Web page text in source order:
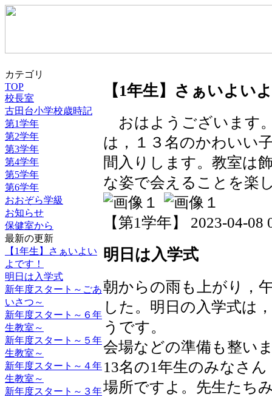
カテゴリ
TOP
校長室
古田台小学校歳時記
第1学年
第2学年
第3学年
第4学年
第5学年
第6学年
おおぞら学級
お知らせ
保健室から
最新の更新
【1年生】さぁいよい
よです！
明日は入学式
新年度スタート～ごあ
いさつ～
新年度スタート～６年
生教室～
新年度スタート～５年
生教室～
新年度スタート～４年
生教室～
新年度スタート～３年
【1年生】さぁいよい
おはようございます
は，１３名のかわいい
間入りします。教室は
な姿で会えることを楽
【第1学年】 2023-04-08
明日は入学式
朝からの雨も上がり，
した。明日の入学式は
うです。
会場などの準備も整い
13名の1年生のみなさ
場所ですよ。先生たち